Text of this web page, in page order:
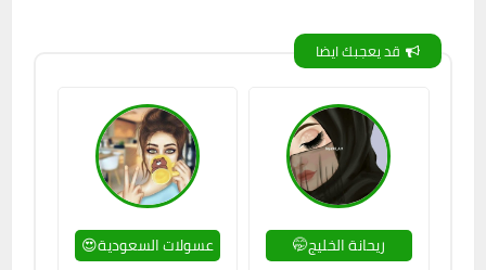
قد يعجبك ايضا
ريحانة الخليج🤭 عسولات السعودية😍